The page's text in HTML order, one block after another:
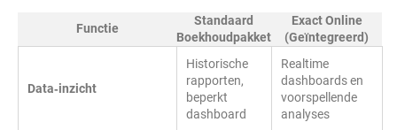
Functie
Standaard
Boekhoudpakket
Exact Online
(Geïntegreerd)
Data‑inzicht
Historische
rapporten,
beperkt
dashboard
Realtime
dashboards en
voorspellende
analyses